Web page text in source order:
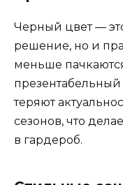
Черный цвет —
решение, но и
меньше
теряют
сезонов, что
в гардероб.